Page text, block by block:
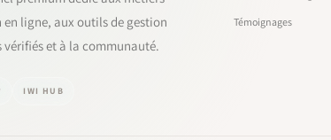
ligne, aux outils de gestion
et à la communauté.
IWI HUB
Témoignages